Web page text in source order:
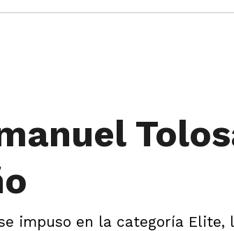
impuso en la categoría Elite,